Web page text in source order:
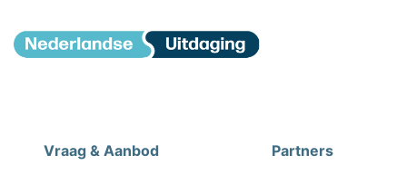
Vraag & Aanbod Partners